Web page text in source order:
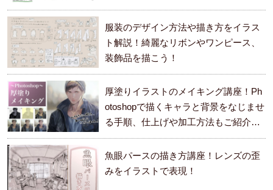
服装のデザイン方法や描き方をイラス
ト解説！綺麗なリボンやワンピース、
装飾品を描こう！
厚塗りイラストのメイキング講座！Ph
otoshopで描くキャラと背景をなじませ
る手順、仕上げや加工方法もご紹介し
ます。
魚眼パースの描き方講座！レンズの歪
みをイラストで表現！